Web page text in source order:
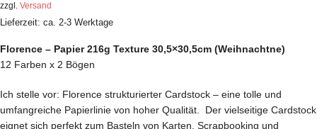
zzgl. Versand
Lieferzeit: ca. 2-3 Werktage
Florence – Papier 216g Texture 30,5×30,5cm (Weihnachtne)
12 Farben x 2 Bögen
Ich stelle vor: Florence strukturierter Cardstock – eine tolle und
umfangreiche Papierlinie von hoher Qualität. Der vielseitige Cardstock
eignet sich perfekt zum Basteln von Karten, Scrapbooking und